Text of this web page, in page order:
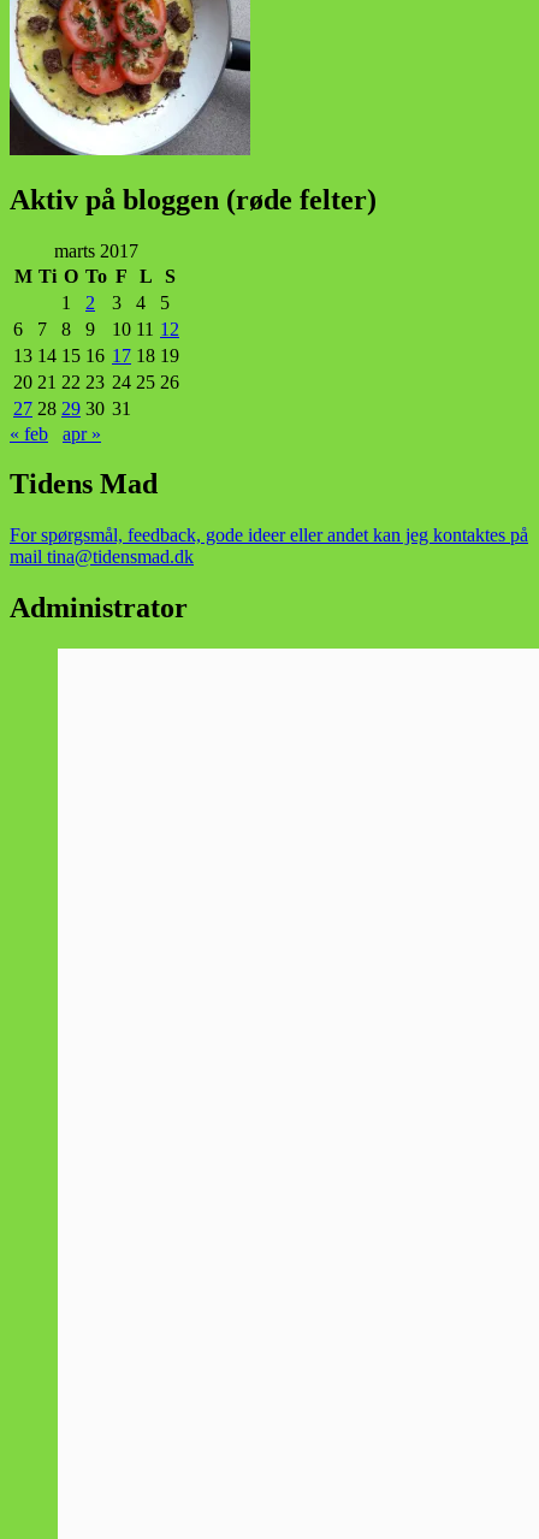
Aktiv på bloggen (røde felter)
marts 2017
M Ti O To F L
S
1
2 3 4
5
6
7 8 9 10 11 12
13 14 15 16 17 18 19
20 21 22 23 24 25 26
27 28 29 30 31
« feb
apr »
Tidens Mad
For spørgsmål, feedback, gode ideer eller andet kan jeg kontaktes på
mail tina@tidensmad.dk
Administrator